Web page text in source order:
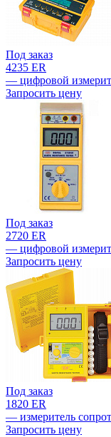
Под заказ
4235 ER
— цифровой
Запросить цену
Под заказ
2720 ER
— цифровой
Запросить цену
Под заказ
1820 ER
— измеритель
Запросить цену